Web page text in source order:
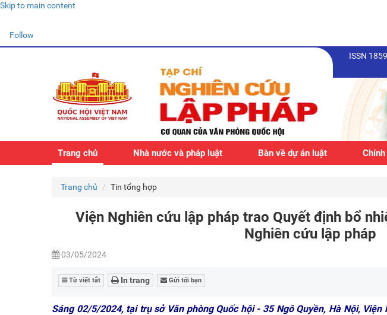
Skip to main content
Follow
ISSN
Trang chủ Nhà nước và pháp luật Bàn về dự án luật
Trang chủ Tin tổng hợp
Viện Nghiên cứu lập pháp trao Quyết định bổ
Nghiên cứu lập pháp
03/05/2024
Từ viết tắt In trang Gửi tới bạn
Sáng 02/5/2024, tại trụ sở Văn phòng Quốc hội - 35 Ngô Quyền, Hà Nội,